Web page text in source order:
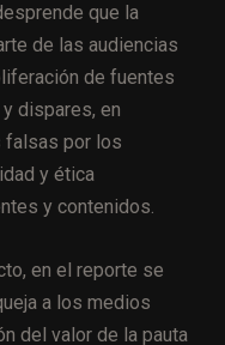
que la
de las audiencias
de fuentes
dispares, en
falsas por los
y ética
y contenidos.
en el reporte se
a los medios
del valor de la pauta